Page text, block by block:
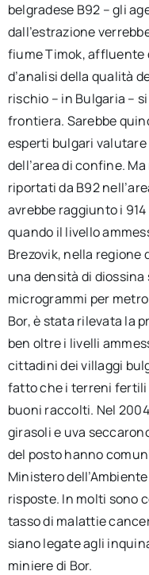
belgradese B92 – gli
dall’estrazione
fiume Timok, affluente
d’analisi della qualità
rischio – in Bulgaria –
frontiera. Sarebbe
esperti bulgari
dell’area di confine.
riportati da B92
avrebbe raggiunto i
quando il livello
Brezovik, nella regione
una densità di
microgrammi per
Bor, è stata rilevata la
ben oltre i livelli
cittadini dei villaggi
fatto che i terreni fertili
buoni raccolti. Nel
girasoli e uva
del posto hanno
Ministero
risposte. In molti sono
tasso di malattie
siano legate agli
miniere di Bor.